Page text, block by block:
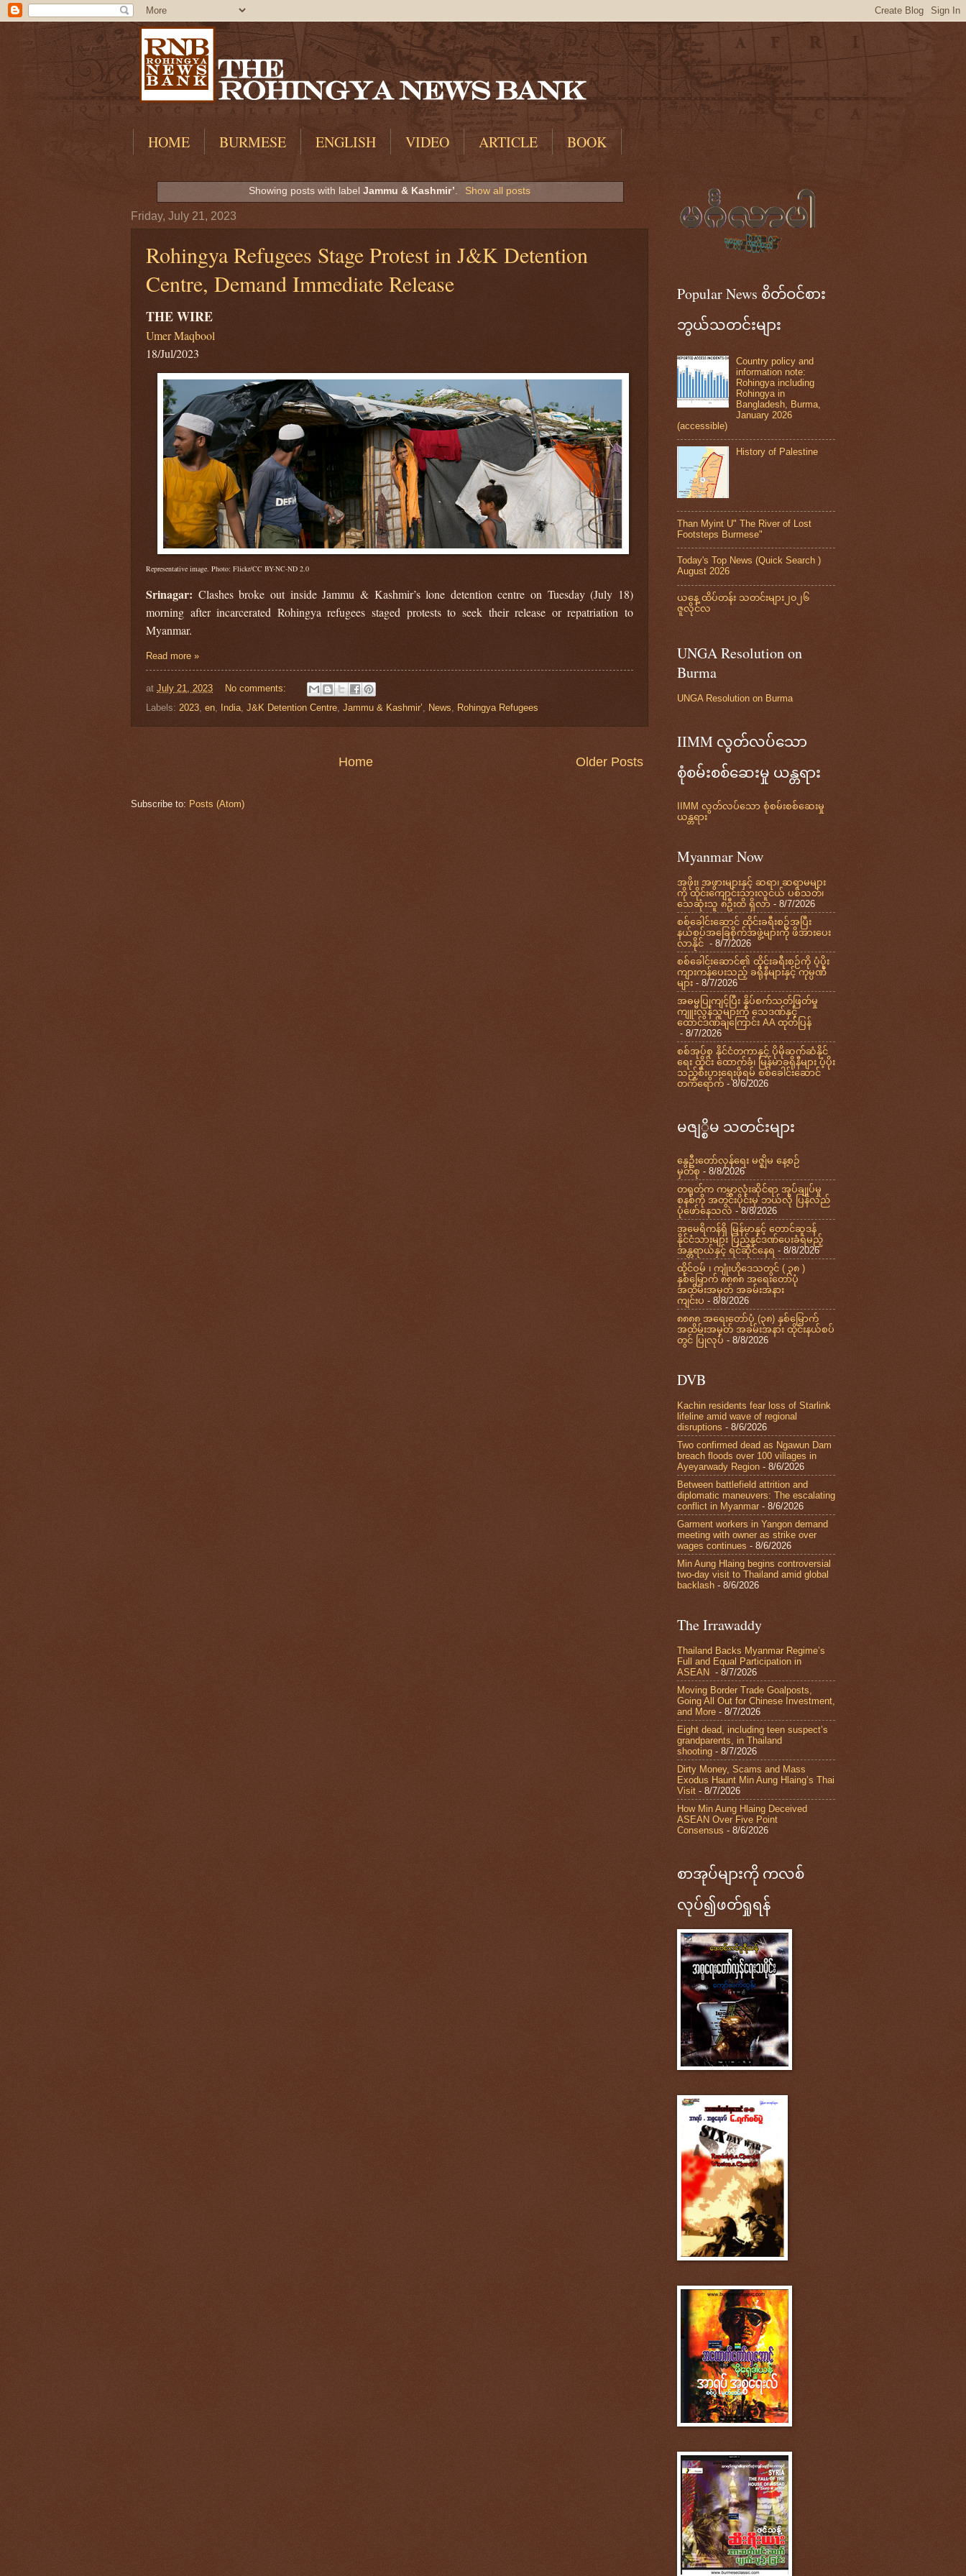
HOME BURMESE ENGLISH VIDEO ARTICLE BOOK
Showing posts with labelJammu & Kashmir’. Show all posts
Friday, July 21, 2023
Rohingya Refugees Stage Protest in J&K Detention
Centre, Demand Immediate Release
THE WIRE
Umer Maqbool
18/Jul/2023
Representative image. Photo: Flickr/CC BY-NC-ND 2.0
Srinagar: Clashes broke out inside Jammu & Kashmir’s lone detention centre on Tuesday (July 18)
morning after incarcerated Rohingya refugees staged protests to seek their release or repatriation to
Myanmar.
Read more »
at July 21, 2023
No comments:
Labels: 2023, en, India, J&K Detention Centre, Jammu & Kashmir’, News, Rohingya Refugees
Older Posts
Home
Subscribe to: Posts (Atom)
Popular News စိတ်ဝင်စား
ဘွယ်သတင်းများ
Country policy and
information note:
Rohingya including
Rohingya in
Bangladesh, Burma,
January 2026
(accessible)
History of Palestine
Than Myint U" The River of Lost
Footsteps Burmese"
Today's Top News (Quick Search )
August 2026
ယနေ့ ထိပ်တန်း သတင်းများ၂၀၂၆
ဇူလိုင်လ
UNGA Resolution on
Burma
UNGA Resolution on Burma
IIMM လွတ်လပ်သော
စုံစမ်းစစ်ဆေးမှု ယန္တရား
IIMM လွတ်လပ်သော စုံစမ်းစစ်ဆေးမှု
ယန္တရား
Myanmar Now
အဖိုး၊ အဖွားများနှင့် ဆရာ၊ ဆရာမများ
ကို ထိုင်းကျောင်းသားလူငယ် ပစ်သတ်၊
သေဆုံးသူ ၈ဦးထိ ရှိလာ - 8/7/2026
စစ်ခေါင်းဆောင် ထိုင်းခရီးစဉ်အပြီး
နယ်စပ်အခြေစိုက်အဖွဲ့များကို ဖိအားပေး
လာနိုင် - 8/7/2026
စစ်ခေါင်းဆောင်၏ ထိုင်းခရီးစဉ်ကို ပံ့ပိုး
ကျားကန်ပေးသည့် ခရိုနီများနှင့် ကုမ္ပဏီ
များ - 8/7/2026
အဓမ္မပြုကျင့်ပြီး နှိပ်စက်သတ်ဖြတ်မှု
ကျူးလွန်သူများကို သေဒဏ်နှင့်
ထောင်ဒဏ်ချကြောင်း AA ထုတ်ပြန်
- 8/7/2026
စစ်အုပ်စု နိုင်ငံတကာနှင့် ပိုမိုဆက်ဆံနိုင်
ရေး ထိုင်း ထောက်ခံ၊ မြန်မာခရိုနီများ ပံ့ပိုး
သည့်စီးပွားရေးဖိုရမ် စစ်ခေါင်းဆောင်
တက်ရောက် - 8/6/2026
မဇျ္စိမ သတင်းများ
နွေဦးတော်လှန်ရေး မဇ္ဈိမ နေ့စဉ်
မှတ်စု - 8/8/2026
တရုတ်က ကမ္ဘာလုံးဆိုင်ရာ အုပ်ချုပ်မှု
စနစ်ကို အတွင်းပိုင်းမှ ဘယ်လို ပြန်လည်
ပုံဖော်နေသလဲ - 8/8/2026
အမေရိကန်ရှိ မြန်မာနှင့် တောင်ဆူဒန်
နိုင်ငံသားများ ပြည်နှင်ဒဏ်ပေးခံရမည့်
အန္တရာယ်နှင့် ရင်ဆိုင်နေရ - 8/8/2026
ထိုင်ဝမ် ၊ ကျုံးဟိုဒေသတွင် ( ၃၈ )
နှစ်မြောက် ၈၈၈၈ အရေးတော်ပုံ
အထိမ်းအမှတ် အခမ်းအနား
ကျင်းပ - 8/8/2026
၈၈၈၈ အရေးတော်ပုံ (၃၈) နှစ်မြောက်
အထိမ်းအမှတ် အခမ်းအနား ထိုင်းနယ်စပ်
တွင် ပြုလုပ် - 8/8/2026
DVB
Kachin residents fear loss of Starlink
lifeline amid wave of regional
disruptions - 8/6/2026
Two confirmed dead as Ngawun Dam
breach floods over 100 villages in
Ayeyarwady Region - 8/6/2026
Between battlefield attrition and
diplomatic maneuvers: The escalating
conflict in Myanmar - 8/6/2026
Garment workers in Yangon demand
meeting with owner as strike over
wages continues - 8/6/2026
Min Aung Hlaing begins controversial
two-day visit to Thailand amid global
backlash - 8/6/2026
The Irrawaddy
Thailand Backs Myanmar Regime’s
Full and Equal Participation in
ASEAN
- 8/7/2026
Moving Border Trade Goalposts,
Going All Out for Chinese Investment,
and More - 8/7/2026
Eight dead, including teen suspect’s
grandparents, in Thailand
shooting - 8/7/2026
Dirty Money, Scams and Mass
Exodus Haunt Min Aung Hlaing’s Thai
Visit - 8/7/2026
How Min Aung Hlaing Deceived
ASEAN Over Five Point
Consensus - 8/6/2026
စာအုပ်များကို ကလစ်
လုပ်၍ဖတ်ရှုရန်